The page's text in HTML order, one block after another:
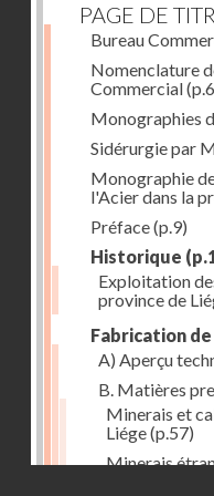
PAGE DE
Bureau
Nomenclature
Commercial
Monographies
Sidérurgie par
Monographie
l'Acier dans la
Préface(p.9)
Historique
Exploitation
province de
Fabrication
A) Aperçu
B. Matières
Minerais et
Liége(p.57)
Minerais